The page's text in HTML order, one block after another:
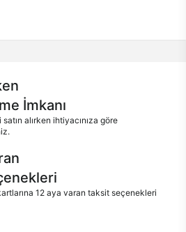
İmkanı
alırken ihtiyacınıza göre
12 aya varan taksit seçenekleri